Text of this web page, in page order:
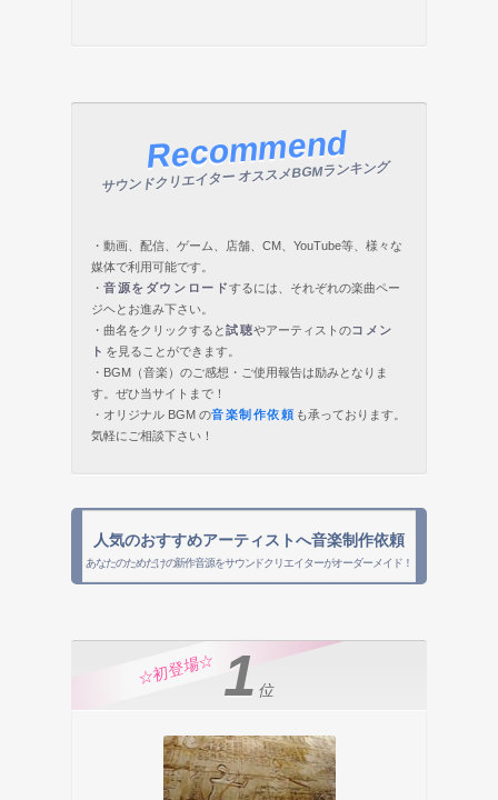
Recommend
サウンドクリエイター オススメBGMランキング
・動画、配信、ゲーム、店舗、CM、YouTube等、様々な
媒体で利用可能です。
・ 音源をダウンロードするには、それぞれの楽曲ペー
ジヘとお進み下さい。
・曲名をクリックすると試聴やアーティストのコメン
ト を見ることができます。
・BGM（音楽）のご感想・ご使用報告は励みとなりま
す。ぜひ当サイトまで！
・オリジナル BGM の音楽制作依頼 も承っております。
気軽にご相談下さい！
人気のおすすめアーティストへ音楽制作依頼
あなたのためだけの新作音源をサウンドクリエイターがオーダーメイド！
1 位
☆初登場☆